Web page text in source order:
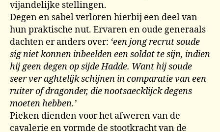
vijandelijke stellingen.
Degen en sabel verloren hierbij een deel van
hun praktische nut. Ervaren en oude generaals
dachten er anders over: ‘een jong recrut soude
sig niet konnen inbeelden een soldat te sijn, indien
hij geen degen op sijde Hadde. Want hij soude
seer ver aghtelijk schijnen in comparatie van een
ruiter of dragonder, die nootsaecklijck degens
moeten hebben.’
Pieken dienden voor het afweren van de
cavalerie en vormde de stootkracht van de